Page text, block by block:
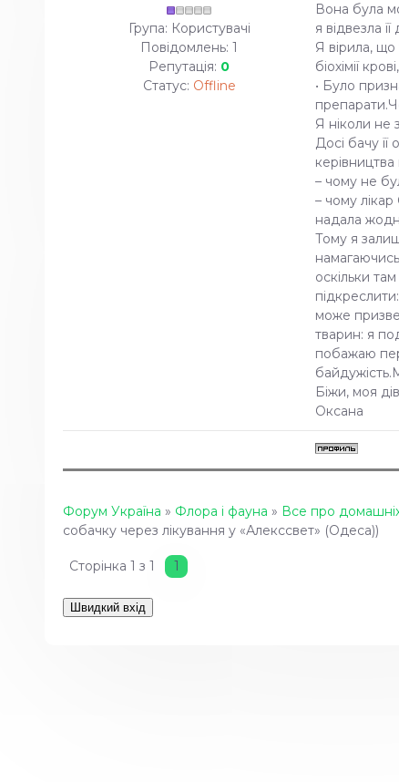
Група: Користувачі
Повідомлень: 1
Репутація: 0
Статус: Offline
Вона була
я відвезла
Я вірила, що
біохімії
• Було
Я ніколи не
Досі бачу
– чому не
– чому лікар
надала
Тому я
оскільки
може
тварин: я
побажаю
Біжи, моя
Оксана
Форум Україна » Флора і фауна » Все про
собачку через лікування у «Алекссвет» (Одеса))
Сторінка 1 з 1 1